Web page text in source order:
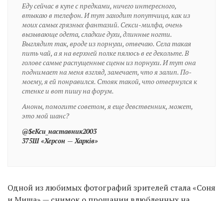
Еду сейчас в купе с предками, ничего интересного,
втыкаю в телефон. И тут заходит попутчица, как из
моих самых грязных фантазий. Секси-милфа, очень
вызывающе одета, сладкие духи, длинные ногти.
Выглядит так, вроде из порнухи, отвечаю. Села такая
пить чай, а я на верхней полке пялюсь в ее декольте. В
голове самые распущенные сцены из порнухи. И тут она
поднимает на меня взгляд, замечает, что я залип. По-
моему, я ей понравился. Стояк такой, что отвернулся к
стенке и вот пишу на форум.
Аноны, помогите советом, я еще девственник, может,
это мой шанс?
@$еКси_наставник2003
375Ш «Херсон — Харкiв»
Одной из любимых фотографий зрителей стала «Соня